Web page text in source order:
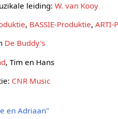
leiding:W. van Kooy
, BASSIE-Produktie,ARTI-
De Buddy's
, Tim en Hans
CNR Music
en Adriaan"